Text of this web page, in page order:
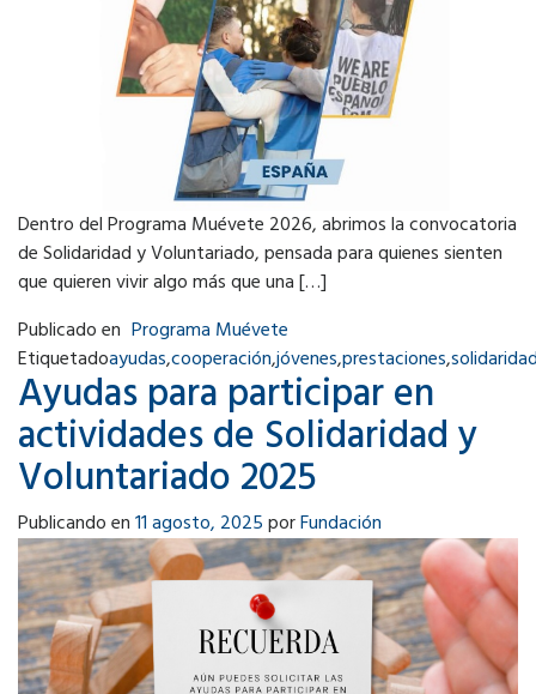
Dentro del Programa Muévete 2026, abrimos la convocatoria
de Solidaridad y Voluntariado, pensada para quienes sienten
que quieren vivir algo más que una […]
Publicado en Programa Muévete
Etiquetadoayudas,cooperación,jóvenes,prestaciones,
Ayudas para participar en
actividades de Solidaridad y
Voluntariado 2025
Publicando en11 agosto, 2025porFundación